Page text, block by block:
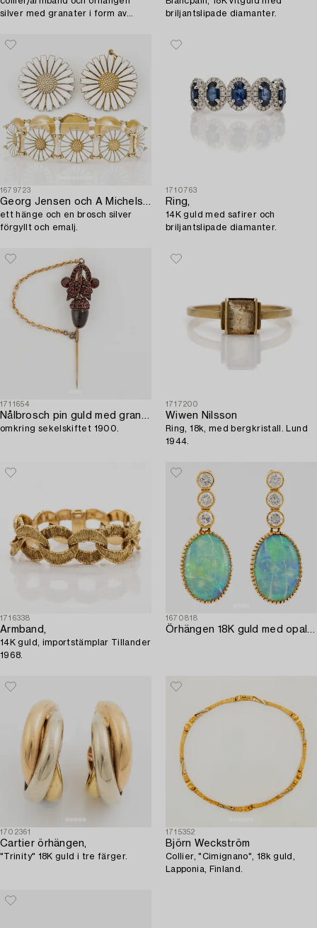
silver med granater i form av
1900.
briljantslipade diamanter.
1679723
Georg Jensen och A Michelsen "Daisy" ett armband,
ett hänge och en brosch silver
förgyllt och emalj.
1710763
Ring,
14K guld med safirer och
briljantslipade diamanter.
1711654
Nålbrosch pin guld med granater i form av ekollon,
omkring sekelskiftet 1900.
1717200
Wiwen Nilsson
Ring, 18k, med bergkristall. Lund
1944.
1716338
Armband,
14K guld, importstämplar Tillander
1968.
1670818
Örhängen 18K guld med opaler och briljantslipade diamanter.
1702361
Cartier örhängen,
"Trinity" 18K guld i tre färger.
1715352
Björn Weckström
Collier, "Cimignano", 18k guld,
Lapponia, Finland.